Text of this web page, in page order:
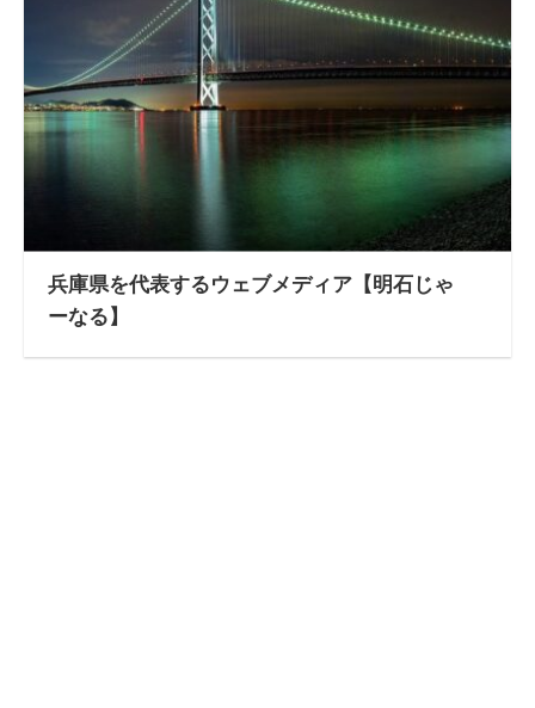
兵庫県を代表するウェブメディア【明石じゃ
ーなる】